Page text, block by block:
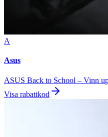
A
Asus
ASUS Back to School – Vinn
Visa rabattkod